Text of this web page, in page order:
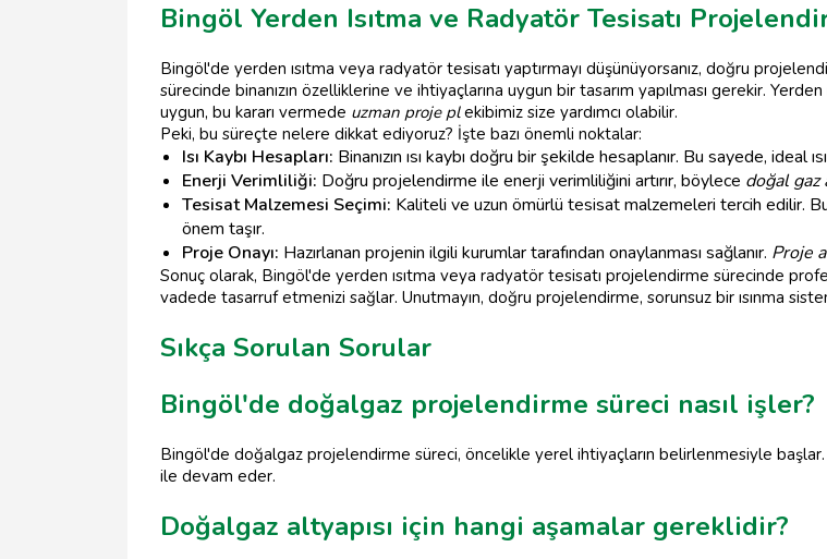
Bingöl Yerden Isıtma ve Radyatör Tesisatı
Bingöl'de yerden ısıtma veya radyatör tesisatı yaptırmayı düşünüyorsanız, doğru
sürecinde binanızın özelliklerine ve ihtiyaçlarına uygun bir tasarım yapılması gerekir.
uygun, bu kararı vermede uzman proje plekibimiz size yardımcı olabilir.
Peki, bu süreçte nelere dikkat ediyoruz? İşte bazı önemli noktalar:
Isı Kaybı Hesapları: Binanızın ısı kaybı doğru bir şekilde hesaplanır. Bu sayede, ideal
Enerji Verimliliği: Doğru projelendirme ile enerji verimliliğini artırır, böylece doğal gaz
Tesisat Malzemesi Seçimi: Kaliteli ve uzun ömürlü tesisat malzemeleri tercih edilir.
önem taşır.
Proje Onayı: Hazırlanan projenin ilgili kurumlar tarafından onaylanması sağlanır. Proje
Sonuç olarak, Bingöl'de yerden ısıtma veya radyatör tesisatı projelendirme sürecinde
vadede tasarruf etmenizi sağlar. Unutmayın, doğru projelendirme, sorunsuz bir ısınma
Sıkça Sorulan Sorular
Bingöl'de doğalgaz projelendirme süreci nasıl işler?
Bingöl'de doğalgaz projelendirme süreci, öncelikle yerel ihtiyaçların belirlenmesiyle başlar.
ile devam eder.
Doğalgaz altyapısı için hangi aşamalar gereklidir?